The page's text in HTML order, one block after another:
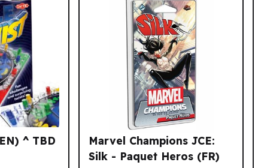
^ TBD
Marvel Champions JCE:
Silk - Paquet Heros (FR)